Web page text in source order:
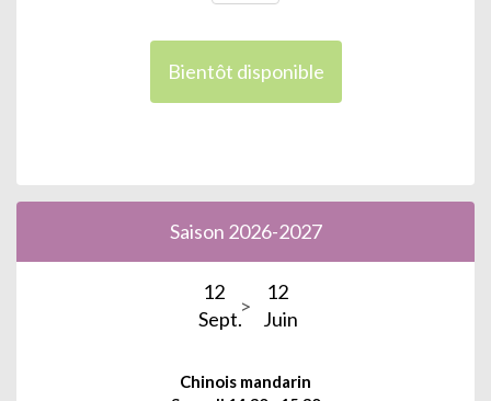
Bientôt disponible
Saison 2026-2027
12
Sept.
12
Juin
Chinois mandarin